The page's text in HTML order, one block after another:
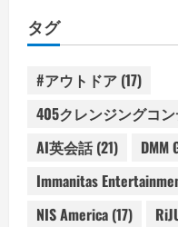
タグ
#アウトドア (17)
405クレンジングコ
AI英会話(21) DMM
Immanitas
NIS America (17)